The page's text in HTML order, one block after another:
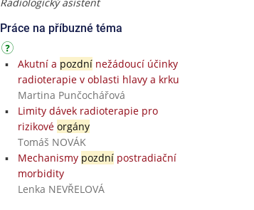
Práce na příbuzné téma
Akutní a pozdnínežádoucí účinky
radioterapie v oblasti hlavy a krku
Martina Punčochářová
Limity dávek radioterapie pro
rizikové orgány
Tomáš NOVÁK
Mechanismy pozdnípostradiační
morbidity
Lenka NEVŘELOVÁ